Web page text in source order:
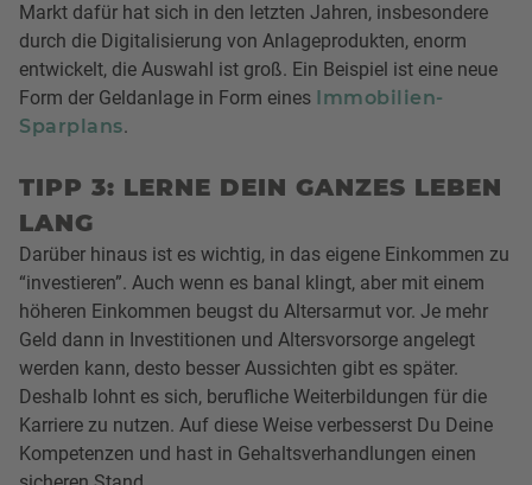
Markt dafür hat sich in den letzten Jahren, insbesondere
durch die Digitalisierung von Anlageprodukten, enorm
entwickelt, die Auswahl ist groß. Ein Beispiel ist eine neue
Form der Geldanlage in Form eines Immobilien-
Sparplans.
TIPP 3: LERNE DEIN GANZES LEBEN
LANG
Darüber hinaus ist es wichtig, in das eigene Einkommen zu
“investieren”. Auch wenn es banal klingt, aber mit einem
höheren Einkommen beugst du Altersarmut vor. Je mehr
Geld dann in Investitionen und Altersvorsorge angelegt
werden kann, desto besser Aussichten gibt es später.
Deshalb lohnt es sich, berufliche Weiterbildungen für die
Karriere zu nutzen. Auf diese Weise verbesserst Du Deine
Kompetenzen und hast in Gehaltsverhandlungen einen